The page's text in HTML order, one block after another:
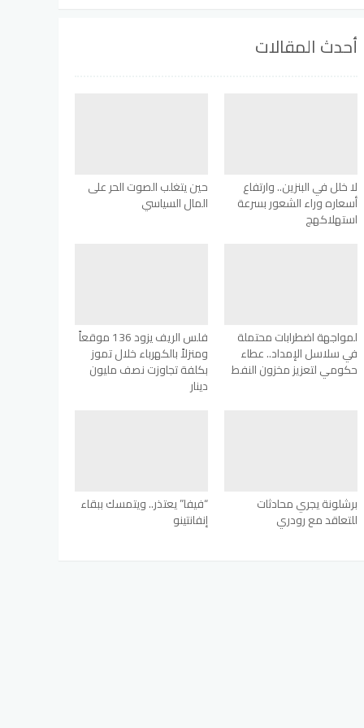
أحدث المقالات
لا خلل في البنزين.. وارتفاع
أسعاره وراء الشعور بسرعة
استهلاكهج
حين يتغلب الصوت الحر على
المال السياسي
لمواجهة اضطرابات محتملة
في سلاسل الإمداد.. عطاء
حكومي لتعزيز مخزون النفط
فلس الريف يزود 136 موقعاً
ومنزلاً بالكهرباء خلال تموز
بكلفة تجاوزت نصف مليون
دينار
برشلونة يجري محادثات
للتعاقد مع رودري
“فيفا” يعتذر.. ويتمسك ببقاء
إنفانتينو